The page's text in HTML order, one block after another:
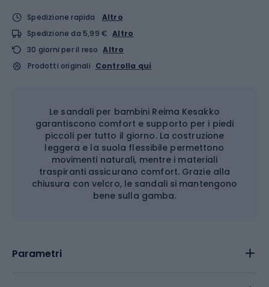
Spedizione rapida
Altro
Spedizione da 5,99 € Altro
30 giorni per il reso Altro
Prodotti originali Controlla qui
Le sandali per bambini Reima Kesakko
garantiscono comfort e supporto per i piedi
piccoli per tutto il giorno. La costruzione
leggera e la suola flessibile permettono
movimenti naturali, mentre i materiali
traspiranti assicurano comfort. Grazie alla
chiusura con velcro, le sandali si mantengono
bene sulla gamba.
Parametri